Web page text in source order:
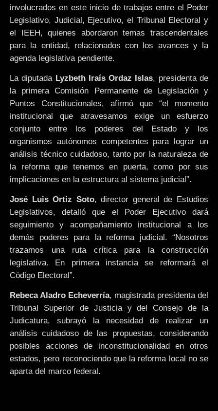
involucrados en este inicio de trabajos entre el Poder
Legislativo, Judicial, Ejecutivo, el Tribunal Electoral y
el IEEH, quienes abordaron temas trascendentales
para la entidad, relacionados con los avances y la
agenda legislativa pendiente.
La diputada Lyzbeth Iraís Ordaz Islas, presidenta de
la primera Comisión Permanente de Legislación y
Puntos Constitucionales, afirmó que “el momento
institucional que atravesamos exige un esfuerzo
conjunto entre los poderes del Estado y los
organismos autónomos competentes para lograr un
análisis técnico cuidadoso, tanto por la naturaleza de
la reforma que tenemos en puerta, como por sus
implicaciones en la estructura al sistema judicial”.
José Luis Ortiz Soto, director general de Estudios
Legislativos, detalló que el Poder Ejecutivo dará
seguimiento y acompañamiento institucional a los
demás poderes para la reforma judicial. “Nosotros
trazamos una ruta crítica para la construcción
legislativa. En primera instancia se reformará el
Código Electoral”.
Rebeca Aladro Echeverría, magistrada presidenta del
Tribunal Superior de Justicia y del Consejo de la
Judicatura, subrayó la necesidad de realizar un
análisis cuidadoso de las propuestas, considerando
posibles acciones de inconstitucionalidad en otros
estados, pero reconociendo que la reforma local no se
aparta del marco federal.